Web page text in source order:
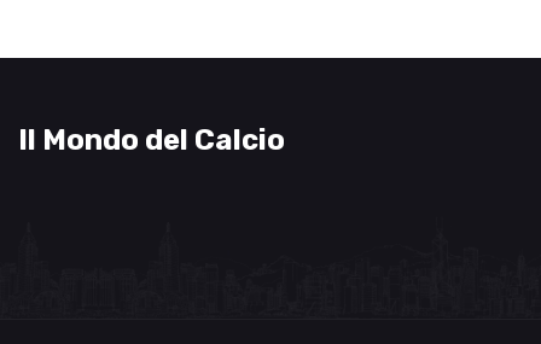
Il Mondo del Calcio